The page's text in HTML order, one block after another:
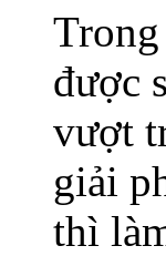
được
vượt
giải
thì